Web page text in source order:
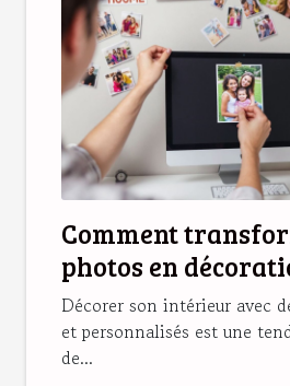
Comment
photos en
magnétiques
Décorer son intérieur avec
et personnalisés est une
de...